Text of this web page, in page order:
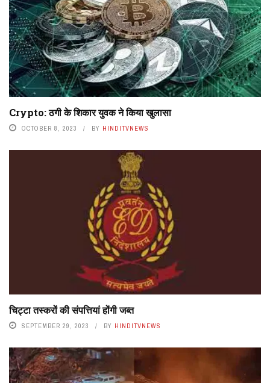
Crypto: ठगी के शिकार युवक ने किया खुलासा
OCTOBER 8, 2023 BY HINDITVNEWS
चिट्टा तस्करों की संपत्तियां होंगी जब्त
SEPTEMBER 29, 2023 BY HINDITVNEWS